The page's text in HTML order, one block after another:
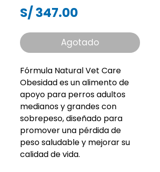
S/ 347.00
Agotado
Fórmula Natural Vet Care
Obesidad es un alimento de
apoyo para perros adultos
medianos y grandes con
sobrepeso, diseñado para
promover una pérdida de
peso saludable y mejorar su
calidad de vida.